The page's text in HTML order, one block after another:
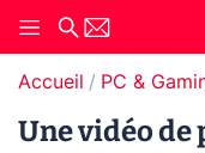
Accueil PC &
Une vidéo